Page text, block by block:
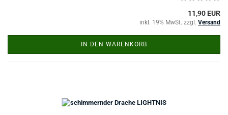
11,90 EUR
inkl. 19% MwSt. zzgl. Versand
IN DEN WARENKORB